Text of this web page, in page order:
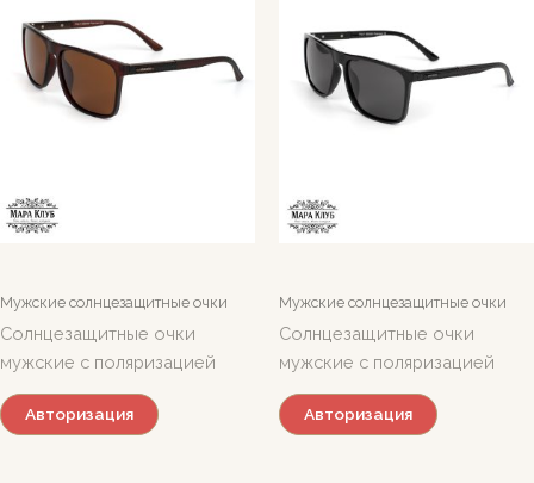
Мужские солнцезащитные очки
Солнцезащитные очки
мужские с поляризацией
Авторизация
Мужские солнцезащитные очки
Солнцезащитные очки
мужские с поляризацией
Авторизация